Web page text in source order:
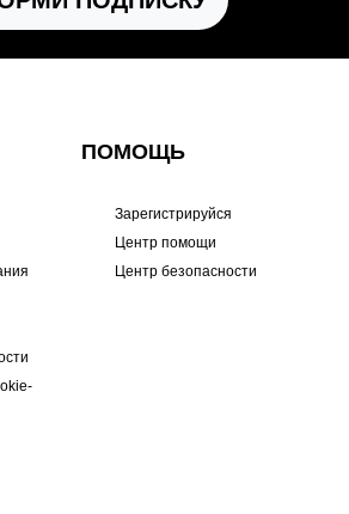
ПОМОЩЬ
Зарегистрируйся
Центр помощи
Центр безопасности